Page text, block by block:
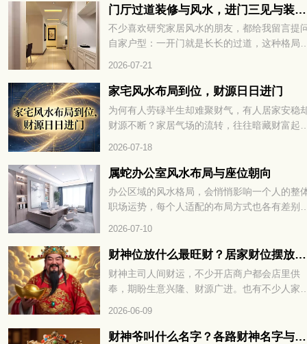
累。民间老辈常讲，生肖蛇里藏着 “苦命蛇”，
多和降生的时节息息相关，很多人到中年才恍
大悟。什么蛇是苦命蛇，出生在这几月最劳碌
门厅过道装修与风水，进门三见与装修避坑指南
不少喜欢研究家居风水的朋友，都给我留言提
自家户型：一开门就是长长的过道，这种格局
帘来调整气场？今天就顺着大家关心的这点，
聊入户过道的装修搭配和相关风水讲究。
2026-07-21
家宅风水布局到位，财源日日进门
为何有人劳碌半生却难聚财气，有人居家安稳
财源不断？家居气场的流转，往往暗藏财富起
节，错失聚财良机。找准方位理顺气场，才能
福运与财气常驻家门，家宅风水布局到位，财
日日进门。想知道具体如何打造招财旺运的居
格局，不妨继续往下细看。
2026-07-18
属蛇办公室风水布局与座位朝向
办公区域的风水格局，会悄悄影响一个人的整
职场运势，每个人适配的布局方式也各有差别
气场。那生肖属蛇的朋友，办公座位适合朝哪
方向，整体空间该怎么布置？下面一起来看看
2026-07-10
财神位放什么最旺财？居家财位摆放技巧分享
财神主司人间财运，不少开店商户都会店里供
奉，期盼生意兴隆、财源广进。也有不少人家
2026-06-09
财神爷叫什么名字？各路财神名字与来历大全